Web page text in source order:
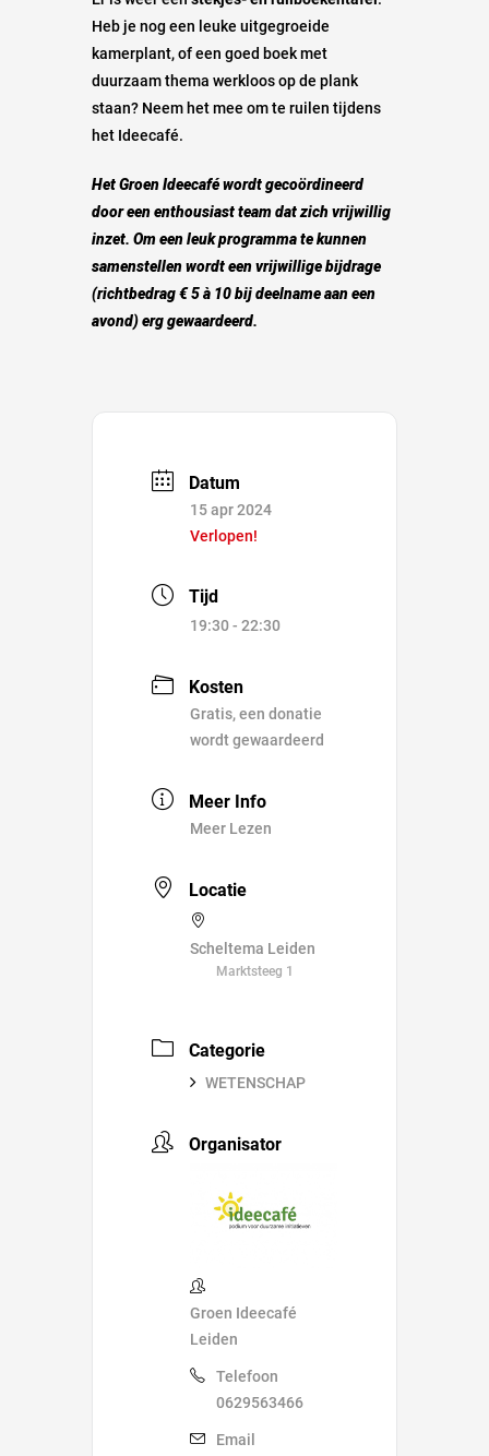
Heb je nog een leuke uitgegroeide
kamerplant, of een goed boek met
duurzaam thema werkloos op de plank
staan? Neem het mee om te ruilen tijdens
het Ideecafé.
Het Groen Ideecafé wordt gecoördineerd
door een enthousiast team dat zich vrijwillig
inzet. Om een leuk programma te kunnen
samenstellen wordt een vrijwillige bijdrage
(richtbedrag € 5 à 10 bij deelname aan een
avond) erg gewaardeerd.
Datum
15 apr 2024
Verlopen!
Tijd
19:30 - 22:30
Kosten
Gratis, een donatie
wordt gewaardeerd
Meer Info
Meer Lezen
Locatie
Scheltema Leiden
Marktsteeg 1
Categorie
WETENSCHAP
Organisator
Groen Ideecafé
Leiden
Telefoon
0629563466
Email